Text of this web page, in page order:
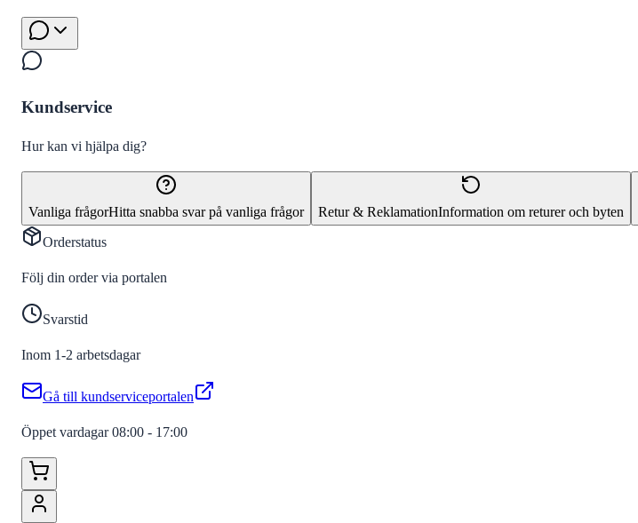
Kundservice
Hur kan vi hjälpa dig?
Vanliga frågorHitta snabba svar på vanliga frågor Retur & ReklamationInformation om returer och byten
Orderstatus
Följ din order via portalen
Svarstid
Inom 1-2 arbetsdagar
Gå till kundserviceportalen
Öppet vardagar 08:00 - 17:00